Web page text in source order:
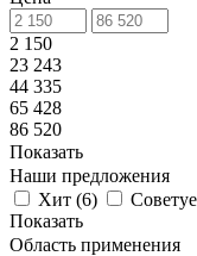
2 150
23 243
44 335
65 428
86 520
Показать
Наши предложения
Хит (6)
Показать
Область применения